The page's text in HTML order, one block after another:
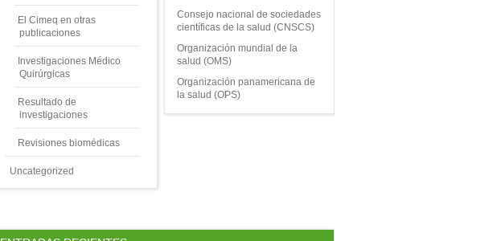
El Cimeq en otras
publicaciones
Investigaciones Médico
Quirúrgicas
Resultado de
investigaciones
Revisiones biomédicas
Uncategorized
Consejo nacional de sociedades
científicas de la salud (CNSCS)
Organización mundial de la
salud (OMS)
Organización panamericana de
la salud (OPS)